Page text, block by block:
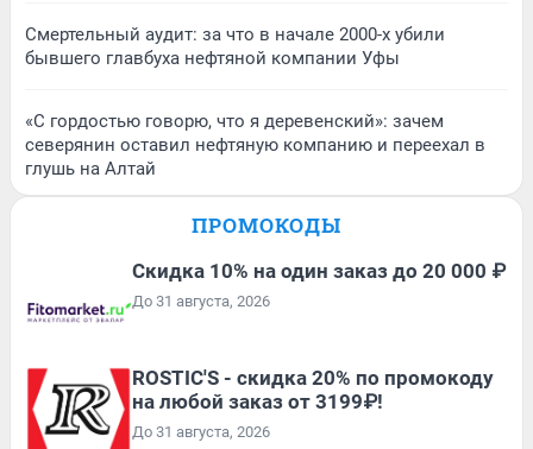
Смертельный аудит: за что в начале 2000-х убили
бывшего главбуха нефтяной компании Уфы
«С гордостью говорю, что я деревенский»: зачем
северянин оставил нефтяную компанию и переехал в
глушь на Алтай
ПРОМОКОДЫ
Скидка 10% на один заказ до 20 000 ₽
До 31 августа, 2026
ROSTIC'S - скидка 20% по промокоду
на любой заказ от 3199₽!
До 31 августа, 2026